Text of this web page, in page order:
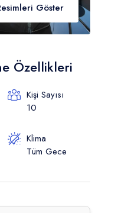
Göster
Özellikleri
Kişi Sayısı
10
Klima
Tüm Gece